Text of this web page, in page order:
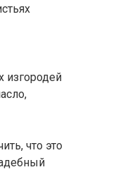
изгородей
что это